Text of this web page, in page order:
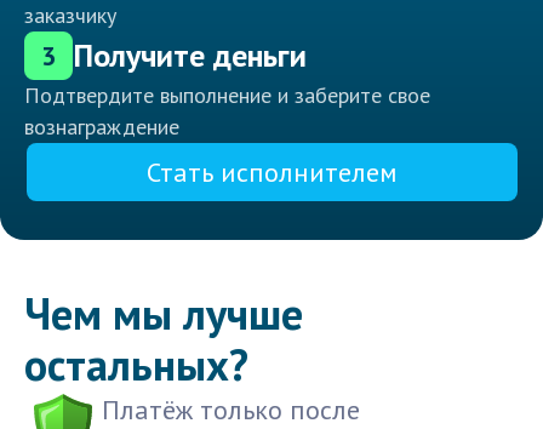
заказчику
3 Получите деньги
Подтвердите выполнение и заберите свое
вознаграждение
Стать исполнителем
Чем мы лучше
остальных?
Платёж только после